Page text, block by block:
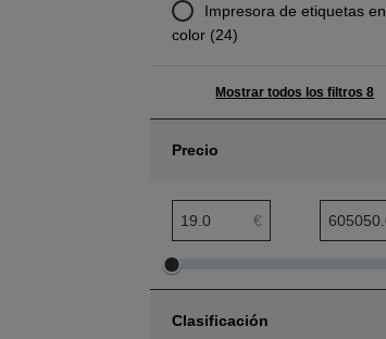
Impresora de etiquetas en
color (24)
Mostrar todos los filtros 8
Precio
€
Ajustar
rango
Ajustar
rango
Clasificación